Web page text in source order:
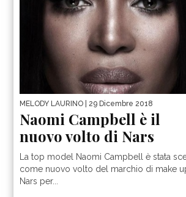
MELODY LAURINO | 29 Dicembre 2018
Naomi Campbell è il
nuovo volto di Nars
La top model Naomi Campbell è stata
come nuovo volto del marchio di make
Nars per...